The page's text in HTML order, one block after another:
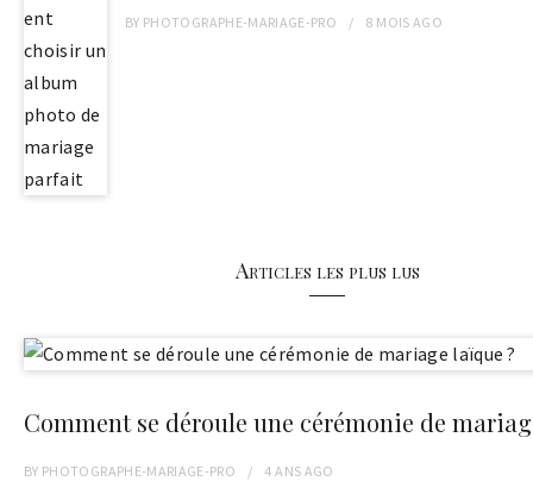
BY PHOTOGRAPHE-MARIAGE-PRO 8 MOIS AGO
Articles les plus lus
Comment se déroule une cérémonie de
BY PHOTOGRAPHE-MARIAGE-PRO 4 ANS AGO